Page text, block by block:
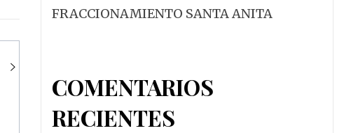
FRACCIONAMIENTO SANTA ANITA
COMENTARIOS
RECIENTES